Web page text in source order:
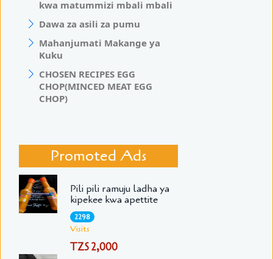
kwa matummizi mbali mbali
Dawa za asili za pumu
Mahanjumati Makange ya
Kuku
CHOSEN RECIPES EGG
CHOP(MINCED MEAT EGG
CHOP)
Promoted Ads
Pili pili ramuju ladha ya
kipekee kwa apettite
2298
Visits
TZS 2,000